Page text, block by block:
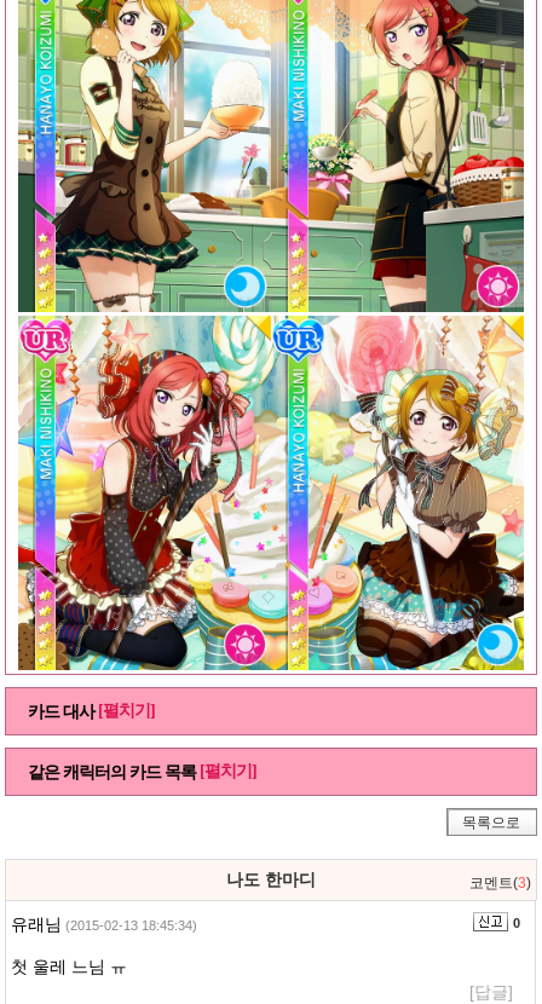
카드 대사 [펼치기]
같은 캐릭터의 카드 목록 [펼치기]
목록으로
나도 한마디 코멘트(3)
유래님 (2015-02-13 18:45:34) 0
첫 울레 느님 ㅠ
[답글]